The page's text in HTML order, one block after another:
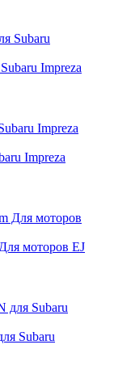
Impreza
Impreza
моторов EJ
Subaru